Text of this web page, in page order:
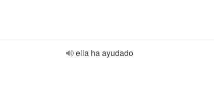
ella ha ayudado